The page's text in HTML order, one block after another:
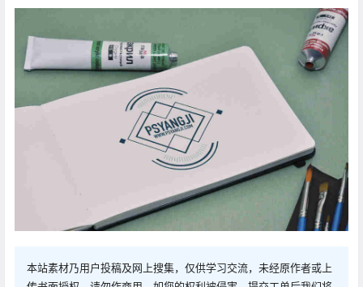
本站素材乃用户投稿及网上搜集，仅供学习交流，未经原作者或上